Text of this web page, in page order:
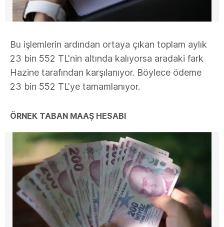
Bu işlemlerin ardından ortaya çıkan toplam aylık
23 bin 552 TL'nin altında kalıyorsa aradaki fark
Hazine tarafından karşılanıyor. Böylece ödeme
23 bin 552 TL'ye tamamlanıyor.
ÖRNEK TABAN MAAŞ HESABI